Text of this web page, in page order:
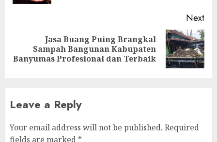
Next
post:
Jasa Buang Puing Brangkal
Sampah Bangunan Kabupaten
Banyumas Profesional dan Terbaik
Leave a Reply
Your email address will not be published. Required
fields are marked *